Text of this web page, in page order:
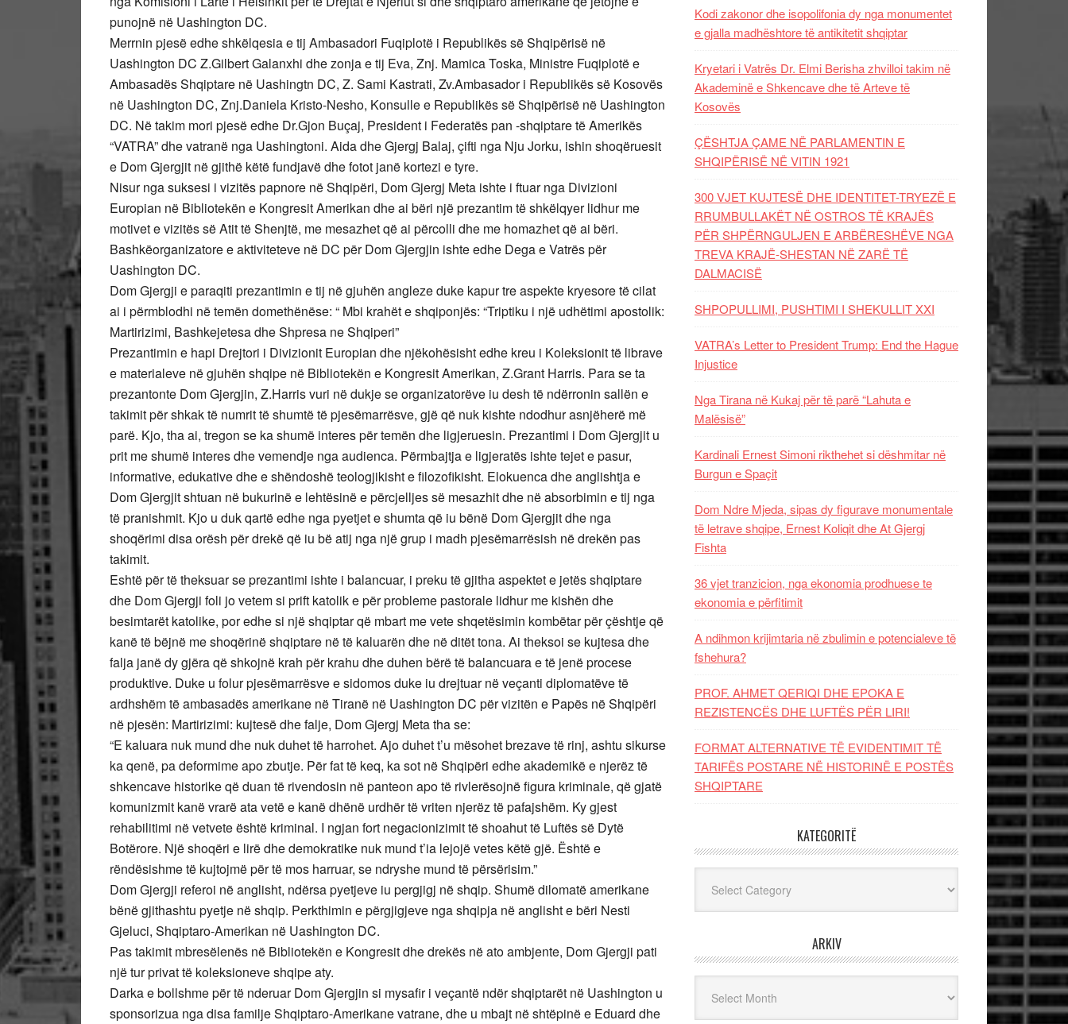
punojnë në Uashington DC.
Merrnin pjesë edhe shkëlqesia e tij Ambasadori Fuqiplotë i Republikës së Shqipërisë në
Uashington DC Z.Gilbert Galanxhi dhe zonja e tij Eva, Znj. Mamica Toska, Ministre Fuqiplotë e
Ambasadës Shqiptare në Uashingtn DC, Z. Sami Kastrati, Zv.Ambasador i Republikës së Kosovës
në Uashington DC, Znj.Daniela Kristo-Nesho, Konsulle e Republikës së Shqipërisë në Uashington
DC. Në takim mori pjesë edhe Dr.Gjon Buçaj, President i Federatës pan -shqiptare të Amerikës
“VATRA” dhe vatranë nga Uashingtoni. Aida dhe Gjergj Balaj, çifti nga Nju Jorku, ishin shoqëruesit
e Dom Gjergjit në gjithë këtë fundjavë dhe fotot janë kortezi e tyre.
Nisur nga suksesi i vizitës papnore në Shqipëri, Dom Gjergj Meta ishte i ftuar nga Divizioni
Europian në Bibliotekën e Kongresit Amerikan dhe ai bëri një prezantim të shkëlqyer lidhur me
motivet e vizitës së Atit të Shenjtë, me mesazhet që ai përcolli dhe me homazhet që ai bëri.
Bashkëorganizatore e aktiviteteve në DC për Dom Gjergjin ishte edhe Dega e Vatrës për
Uashington DC.
Dom Gjergji e paraqiti prezantimin e tij në gjuhën angleze duke kapur tre aspekte kryesore të cilat
ai i përmblodhi në temën domethënëse: “ Mbi krahët e shqiponjës: “Triptiku i një udhëtimi apostolik:
Martirizimi, Bashkejetesa dhe Shpresa ne Shqiperi”
Prezantimin e hapi Drejtori i Divizionit Europian dhe njëkohësisht edhe kreu i Koleksionit të librave
e materialeve në gjuhën shqipe në Bibliotekën e Kongresit Amerikan, Z.Grant Harris. Para se ta
prezantonte Dom Gjergjin, Z.Harris vuri në dukje se organizatorëve iu desh të ndërronin sallën e
takimit për shkak të numrit të shumtë të pjesëmarrësve, gjë që nuk kishte ndodhur asnjëherë më
parë. Kjo, tha ai, tregon se ka shumë interes për temën dhe ligjeruesin. Prezantimi i Dom Gjergjit u
prit me shumë interes dhe vemendje nga audienca. Përmbajtja e ligjeratës ishte tejet e pasur,
informative, edukative dhe e shëndoshë teologjikisht e filozofikisht. Elokuenca dhe anglishtja e
Dom Gjergjit shtuan në bukurinë e lehtësinë e përcjelljes së mesazhit dhe në absorbimin e tij nga
të pranishmit. Kjo u duk qartë edhe nga pyetjet e shumta që iu bënë Dom Gjergjit dhe nga
shoqërimi disa orësh për drekë që iu bë atij nga një grup i madh pjesëmarrësish në drekën pas
takimit.
Eshtë për të theksuar se prezantimi ishte i balancuar, i preku të gjitha aspektet e jetës shqiptare
dhe Dom Gjergji foli jo vetem si prift katolik e për probleme pastorale lidhur me kishën dhe
besimtarët katolike, por edhe si një shqiptar që mbart me vete shqetësimin kombëtar për çështje që
kanë të bëjnë me shoqërinë shqiptare në të kaluarën dhe në ditët tona. Ai theksoi se kujtesa dhe
falja janë dy gjëra që shkojnë krah për krahu dhe duhen bërë të balancuara e të jenë procese
produktive. Duke u folur pjesëmarrësve e sidomos duke iu drejtuar në veçanti diplomatëve të
ardhshëm të ambasadës amerikane në Tiranë në Uashington DC për vizitën e Papës në Shqipëri
në pjesën: Martirizimi: kujtesë dhe falje, Dom Gjergj Meta tha se:
“E kaluara nuk mund dhe nuk duhet të harrohet. Ajo duhet t’u mësohet brezave të rinj, ashtu sikurse
ka qenë, pa deformime apo zbutje. Për fat të keq, ka sot në Shqipëri edhe akademikë e njerëz të
shkencave historike që duan të rivendosin në panteon apo të rivlerësojnë figura kriminale, që gjatë
komunizmit kanë vrarë ata vetë e kanë dhënë urdhër të vriten njerëz të pafajshëm. Ky gjest
rehabilitimi në vetvete është kriminal. I ngjan fort negacionizimit të shoahut të Luftës së Dytë
Botërore. Një shoqëri e lirë dhe demokratike nuk mund t’ia lejojë vetes këtë gjë. Është e
rëndësishme të kujtojmë për të mos harruar, se ndryshe mund të përsërisim.”
Dom Gjergji referoi në anglisht, ndërsa pyetjeve iu pergjigj në shqip. Shumë dilomatë amerikane
bënë gjithashtu pyetje në shqip. Perkthimin e përgjigjeve nga shqipja në anglisht e bëri Nesti
Gjeluci, Shqiptaro-Amerikan në Uashington DC.
Pas takimit mbresëlenës në Bibliotekën e Kongresit dhe drekës në ato ambjente, Dom Gjergji pati
një tur privat të koleksioneve shqipe aty.
Darka e bollshme për të nderuar Dom Gjergjin si mysafir i veçantë ndër shqiptarët në Uashington u
sponsorizua nga disa familje Shqiptaro-Amerikane vatrane, dhe u mbajt në shtëpinë e Eduard dhe
Kodi zakonor dhe isopolifonia dy nga monumentet
e gjalla madhështore të antikitetit shqiptar
Kryetari i Vatrës Dr. Elmi Berisha zhvilloi takim në
Akademinë e Shkencave dhe të Arteve të
Kosovës
ÇËSHTJA ÇAME NË PARLAMENTIN E
SHQIPËRISË NË VITIN 1921
300 VJET KUJTESË DHE IDENTITET-TRYEZË E
RRUMBULLAKËT NË OSTROS TË KRAJËS
PËR SHPËRNGULJEN E ARBËRESHËVE NGA
TREVA KRAJË-SHESTAN NË ZARË TË
DALMACISË
SHPOPULLIMI, PUSHTIMI I SHEKULLIT XXI
VATRA’s Letter to President Trump: End the Hague
Injustice
Nga Tirana në Kukaj për të parë “Lahuta e
Malësisë”
Kardinali Ernest Simoni rikthehet si dëshmitar në
Burgun e Spaçit
Dom Ndre Mjeda, sipas dy figurave monumentale
të letrave shqipe, Ernest Koliqit dhe At Gjergj
Fishta
36 vjet tranzicion, nga ekonomia prodhuese te
ekonomia e përfitimit
A ndihmon krijimtaria në zbulimin e potencialeve të
fshehura?
PROF. AHMET QERIQI DHE EPOKA E
REZISTENCЁS DHE LUFTЁS PЁR LIRI!
FORMAT ALTERNATIVE TË EVIDENTIMIT TË
TARIFËS POSTARE NË HISTORINË E POSTËS
SHQIPTARE
KATEGORITË
ARKIV